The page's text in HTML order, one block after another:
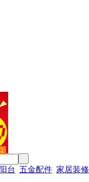
2
阳台 五金配件 家居装修